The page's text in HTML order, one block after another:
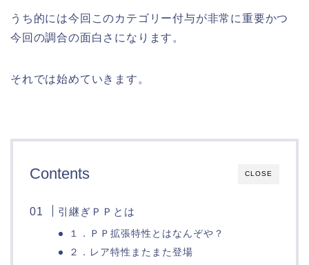
うち的には今回このカテゴリー付与が非常に重要かつ
今回の調合の面白さになります。
それでは始めていきます。
CLOSE
Contents
引継ぎＰＰとは
１．ＰＰ拡張特性とはなんぞや？
２．レア特性またまた登場